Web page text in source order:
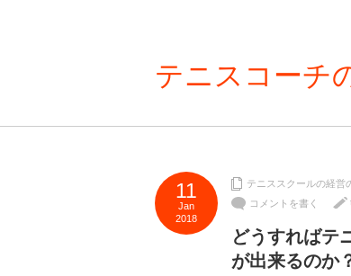
テニスコーチ
11
Jan
2018
テニススクールの経営
コメントを書く
どうすればテ
が出来るのか